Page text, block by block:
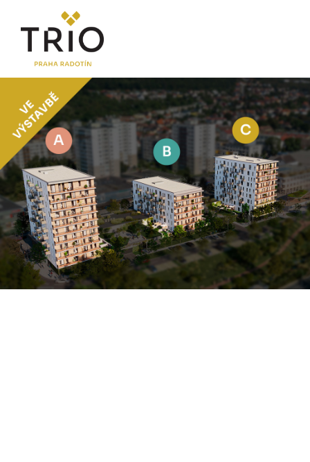
O PROJEKTU
Proč TRIO Radotín
FAQ sekce
Novinky
Postup koupě a financování
LOKALITA
CENÍK
Byty